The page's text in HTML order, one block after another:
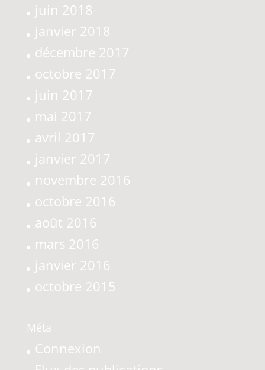
juin 2018
janvier 2018
décembre 2017
octobre 2017
juin 2017
mai 2017
avril 2017
janvier 2017
novembre 2016
octobre 2016
août 2016
mars 2016
janvier 2016
octobre 2015
Méta
Connexion